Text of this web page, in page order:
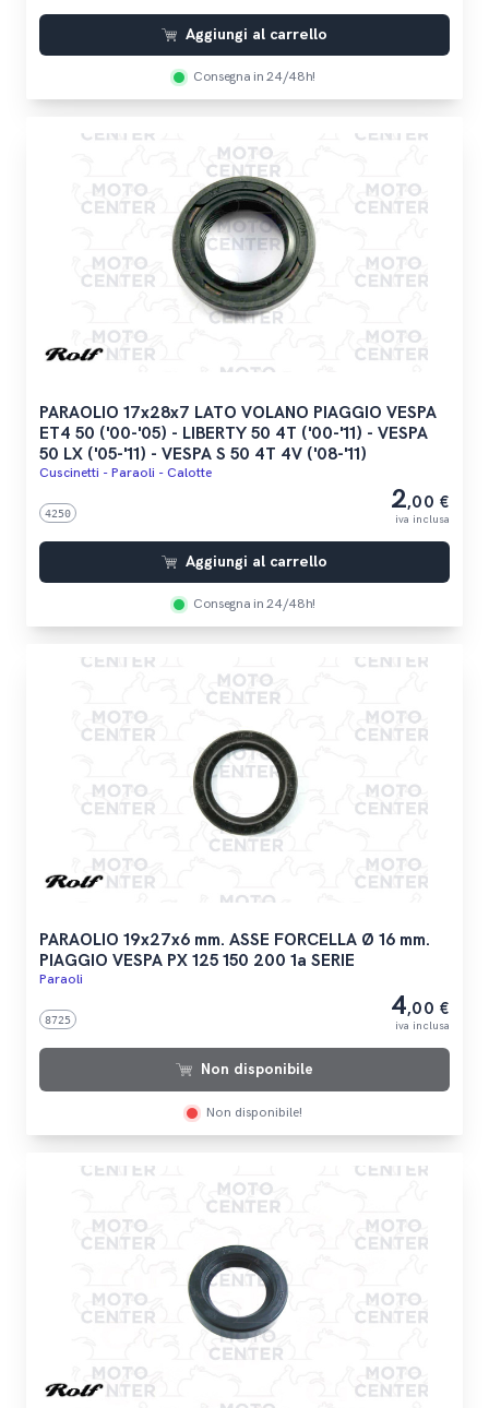
Aggiungi al carrello
Consegna in 24/48h!
PARAOLIO 17x28x7 LATO VOLANO PIAGGIO VESPA
ET4 50 ('00-'05) - LIBERTY 50 4T ('00-'11) - VESPA
50 LX ('05-'11) - VESPA S 50 4T 4V ('08-'11)
Cuscinetti - Paraoli - Calotte
4250 2,00 €
iva inclusa
Aggiungi al carrello
Consegna in 24/48h!
PARAOLIO 19x27x6 mm. ASSE FORCELLA Ø 16 mm.
PIAGGIO VESPA PX 125 150 200 1a SERIE
Paraoli
8725 4,00 €
iva inclusa
Non disponibile
Non disponibile!